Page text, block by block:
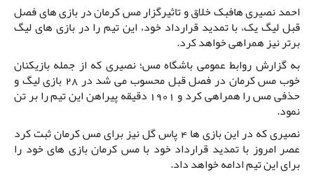
احمد نصیری هافبک خلاق و تاثیرگزار مس کرمان در بازی های فصل
قبل لیگ یک، با تمدید قرارداد خود، این تیم را در بازی های لیگ
برتر نیز همراهی خواهد کرد.
به گزارش روابط عمومی باشگاه مس؛ نصیری که از جمله بازیکنان
خوب مس کرمان در فصل قبل محسوب می شد در 28 بازی لیگ و
حذفی مس را همراهی کرد و 1901 دقیقه پیراهن این تیم را بر تن
نمود.
نصیری که در این بازی ها 4 پاس گل نیز برای مس کرمان ثبت کرد
عصر امروز با تمدید قرارداد خود با مس کرمان بازی های خود را
برای این تیم ادامه خواهد داد.